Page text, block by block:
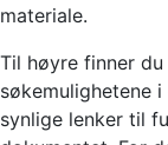
materiale.
Til høyre finner
søkemulighetene
synlige lenker til